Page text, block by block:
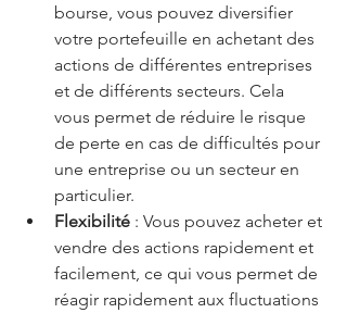
bourse, vous pouvez diversifier
votre portefeuille en achetant des
actions de différentes entreprises
et de différents secteurs. Cela
vous permet de réduire le risque
de perte en cas de difficultés pour
une entreprise ou un secteur en
particulier.
Flexibilité : Vous pouvez acheter et
vendre des actions rapidement et
facilement, ce qui vous permet de
réagir rapidement aux fluctuations